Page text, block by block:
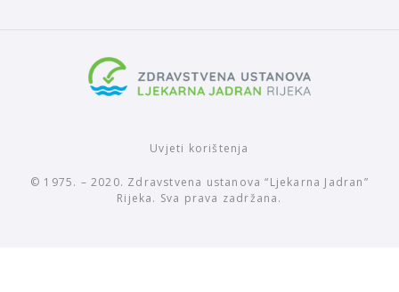
Uvjeti korištenja
© 1975. – 2020. Zdravstvena ustanova “Ljekarna Jadran”
Rijeka. Sva prava zadržana.